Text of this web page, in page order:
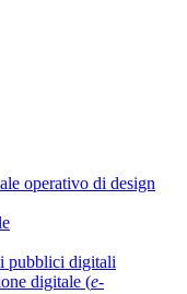
operativo di design
pubblici digitali
digitale (e-